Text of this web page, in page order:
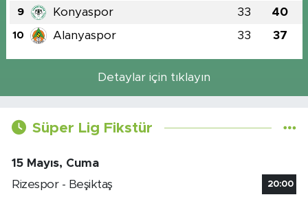
9 Konyaspor 33 40
10 Alanyaspor 33 37
Detaylar için tıklayın
Süper Lig Fikstür
15 Mayıs, Cuma
Rizespor - Beşiktaş
20:00